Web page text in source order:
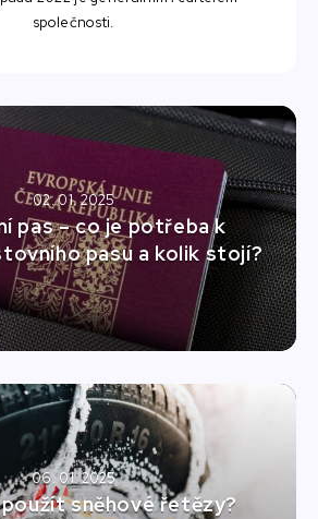
společnosti.
02. 01. 2025
pas – co je potřeba k
pasu a kolik stojí?
06. 01. 2025
použít sněhové řetězy?